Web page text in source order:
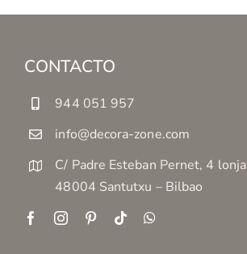
CONTACTO
944 051 957
info@decora-zone.com
C/ Padre Esteban Pernet, 4 lonja
48004 Santutxu – Bilbao